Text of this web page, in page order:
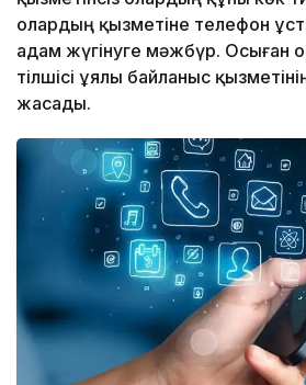
олардың қызметіне телефон
адам жүгінуге мәжбүр. Осыған
тілшісі ұялы байланыс
жасады.